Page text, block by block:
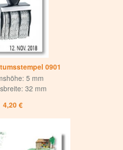
0901
4,20 €
5 mm
32 mm